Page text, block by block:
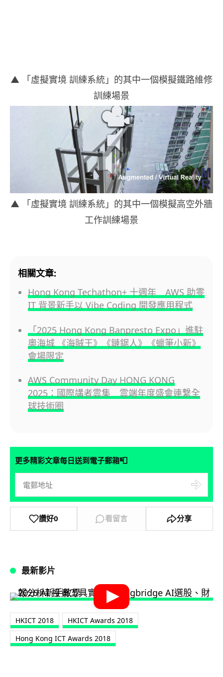
▲ 「虛擬實境 訓練系統」的其中一個模擬鐵路維修
訓練場景
▲ 「虛擬實境 訓練系統」的其中一個模擬高空外牆
工作訓練場景
相關文章:
Hong Kong Techathon+ 十週年 AWS 助零
IT 背景新手以 Vibe Coding 開發應用程式
「2025 Hong Kong Banpresto Expo」進駐
奧海城 《海賊王》《鏈鋸人》《蠟筆小新》
會場限定
AWS Community Day HONG KONG
2025：國際講者雲集 雲端年度盛會連繫全
球技術圈
更多精彩文章每日送到電子郵箱📮
讚好0 看留言 分享
最新影片
HKICT 2018
HKICT Awards 2018
Hong Kong ICT Awards 2018